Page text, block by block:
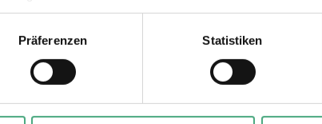
Lage erfassen, welche bis auf einige Meter genau
nach bestimmten Merkmalen (Fingerprinting)
persönlichen Daten verarbeitet werden, und legen Sie
und Anzeigen zu personalisieren, besondere
Präferenzen Statistiken